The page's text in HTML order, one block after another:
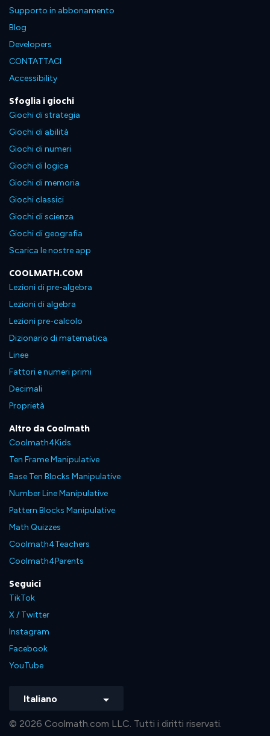
Supporto in abbonamento
Blog
Developers
CONTATTACI
Accessibility
Sfoglia i giochi
Giochi di strategia
Giochi di abilità
Giochi di numeri
Giochi di logica
Giochi di memoria
Giochi classici
Giochi di scienza
Giochi di geografia
Scarica le nostre app
COOLMATH.COM
Lezioni di pre-algebra
Lezioni di algebra
Lezioni pre-calcolo
Dizionario di matematica
Linee
Fattori e numeri primi
Decimali
Proprietà
Altro da Coolmath
Coolmath4Kids
Ten Frame Manipulative
Base Ten Blocks Manipulative
Number Line Manipulative
Pattern Blocks Manipulative
Math Quizzes
Coolmath4Teachers
Coolmath4Parents
Seguici
TikTok
X / Twitter
Instagram
Facebook
YouTube
Italiano
© 2026 Coolmath.com LLC. Tutti i diritti riservati.